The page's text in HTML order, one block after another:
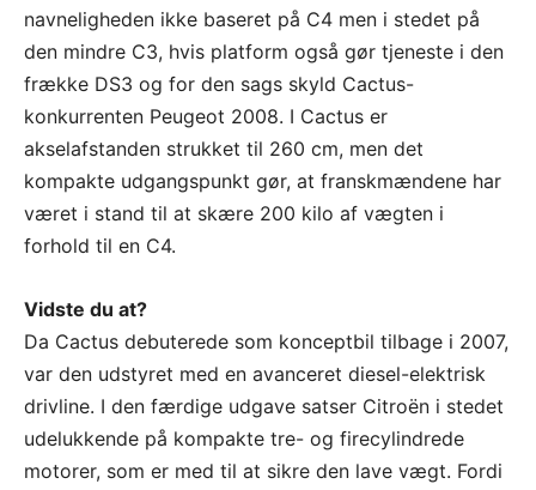
navneligheden ikke baseret på C4 men i stedet på
den mindre C3, hvis platform også gør tjeneste i den
frække DS3 og for den sags skyld Cactus-
konkurrenten Peugeot 2008. I Cactus er
akselafstanden strukket til 260 cm, men det
kompakte udgangspunkt gør, at franskmændene har
været i stand til at skære 200 kilo af vægten i
forhold til en C4.
Vidste du at?
Da Cactus debuterede som konceptbil tilbage i 2007,
var den udstyret med en avanceret diesel-elektrisk
drivline. I den færdige udgave satser Citroën i stedet
udelukkende på kompakte tre- og firecylindrede
motorer, som er med til at sikre den lave vægt. Fordi